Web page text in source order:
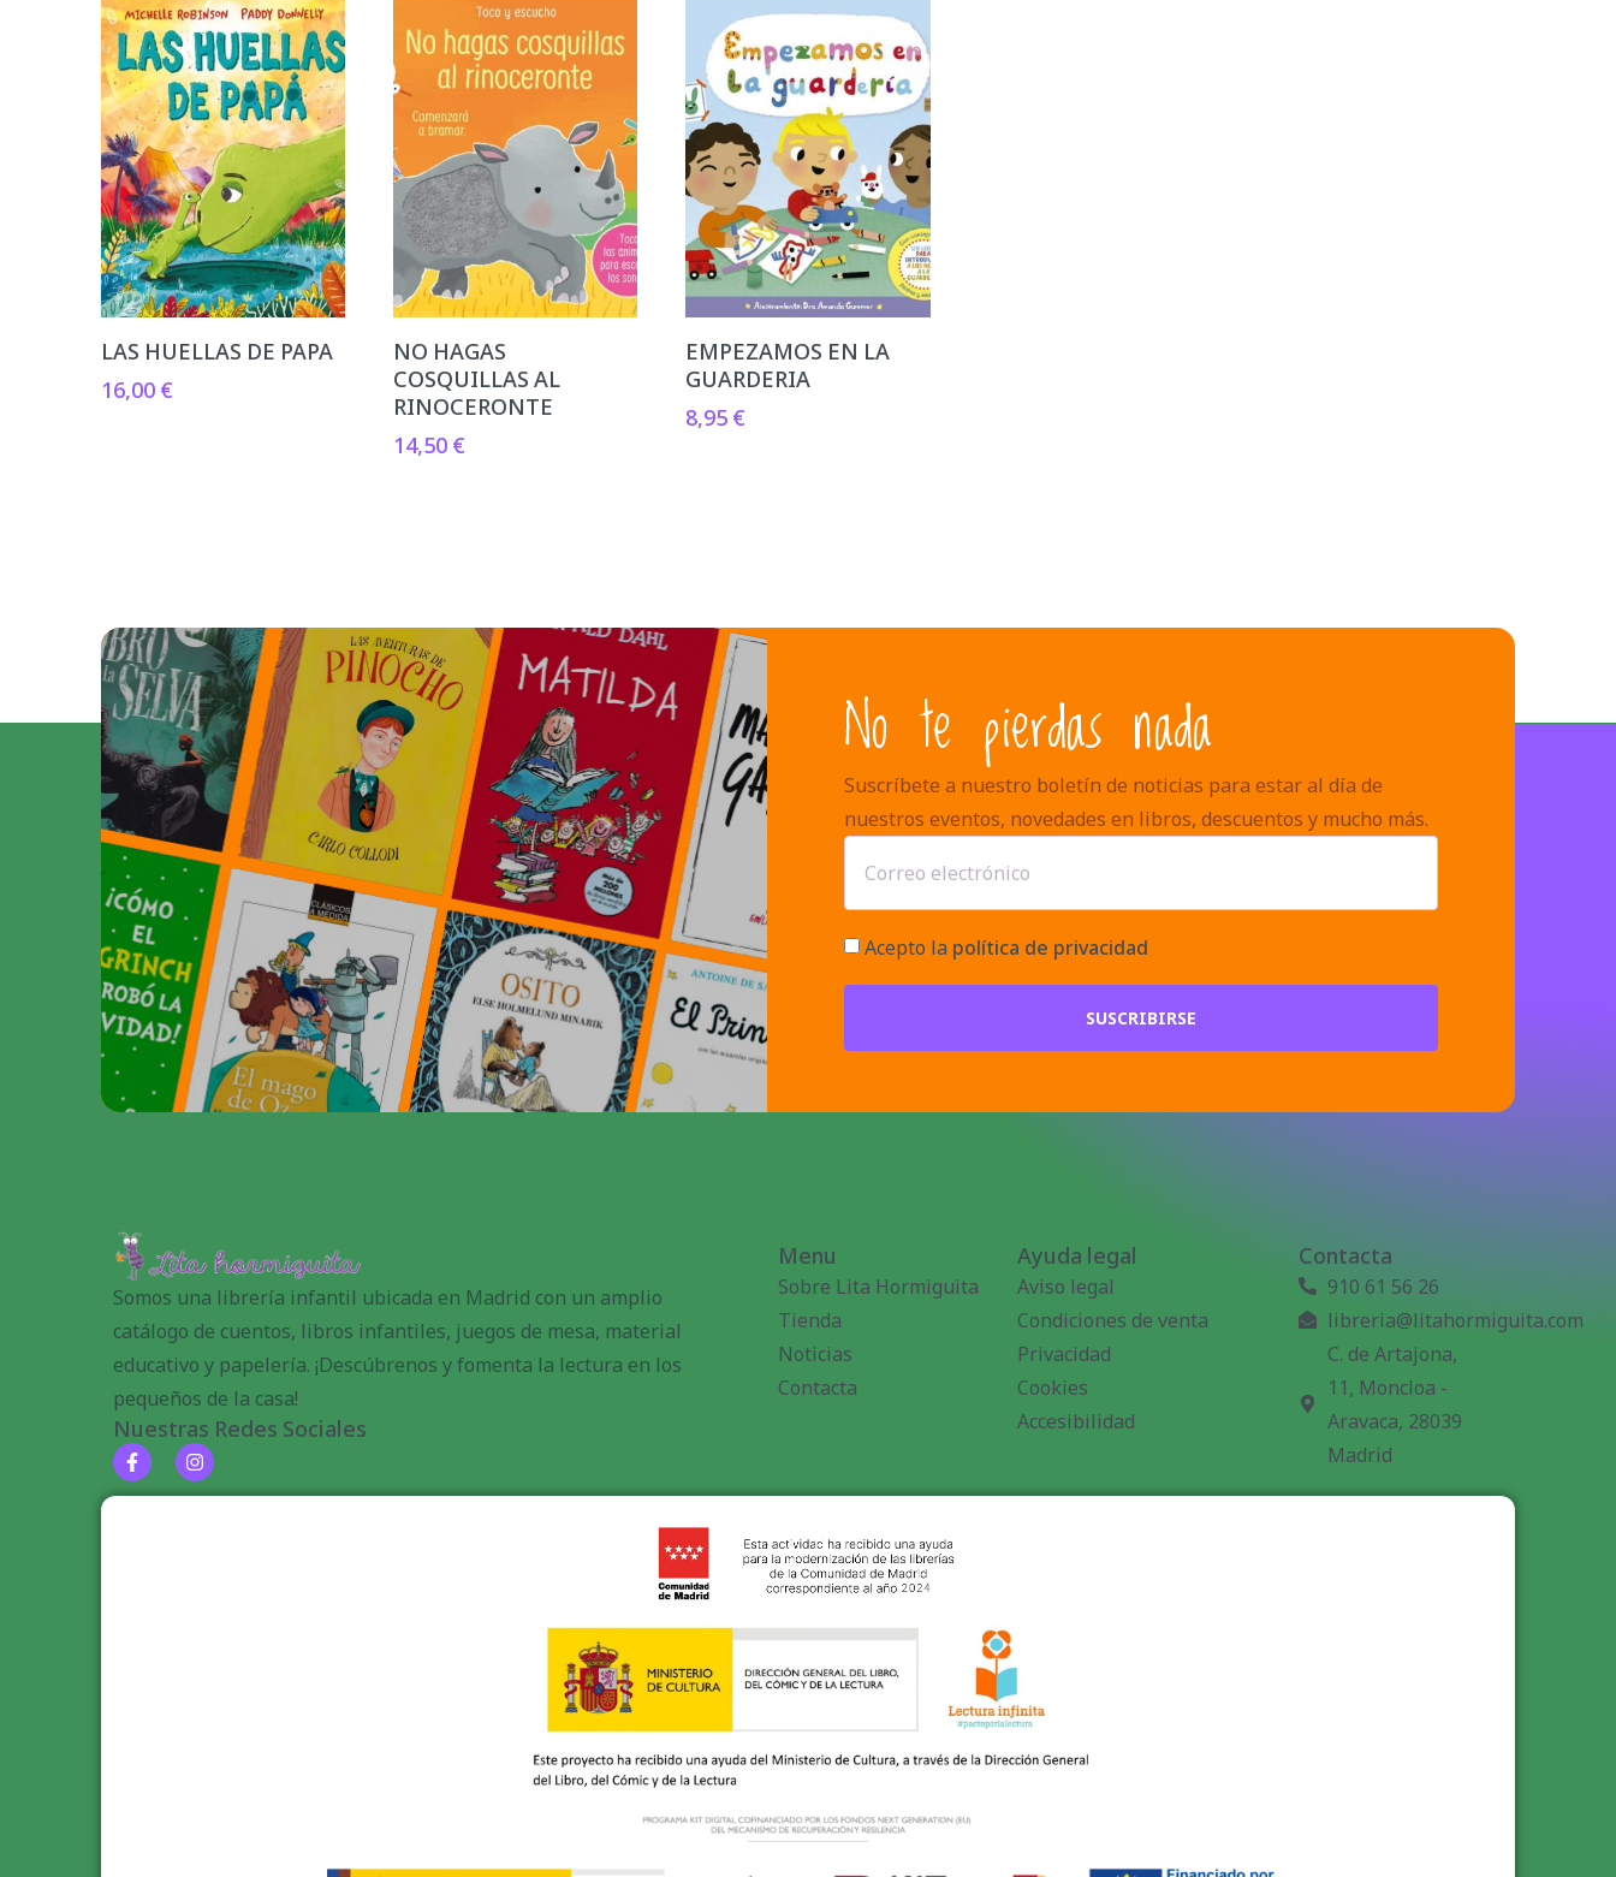
LAS HUELLAS DE PAPA
16,00 €
NO HAGAS
COSQUILLAS AL
RINOCERONTE
14,50 €
EMPEZAMOS EN LA
GUARDERIA
8,95 €
No te pierdas nada
Suscríbete a nuestro boletín de noticias para estar al día de
nuestros eventos, novedades en libros, descuentos y mucho más.
Acepto la política de privacidad
SUSCRIBIRSE
Somos una librería infantil ubicada en Madrid con un amplio
catálogo de cuentos, libros infantiles, juegos de mesa, material
educativo y papelería. ¡Descúbrenos y fomenta la lectura en los
pequeños de la casa!
Nuestras Redes Sociales
Menu
Sobre Lita Hormiguita
Tienda
Noticias
Contacta
Ayuda legal
Aviso legal
Condiciones de venta
Privacidad
Cookies
Accesibilidad
Contacta
910 61 56 26
libreria@litahormiguita.com
C. de Artajona,
11, Moncloa -
Aravaca, 28039
Madrid